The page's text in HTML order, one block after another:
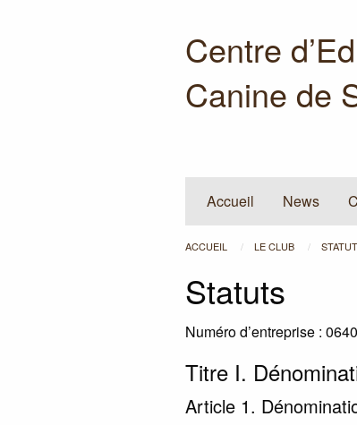
Centre
Canine de
Accueil News
ACCUEIL LE CLUB
Statuts
Numéro d’entreprise :
Titre I.
Article 1.